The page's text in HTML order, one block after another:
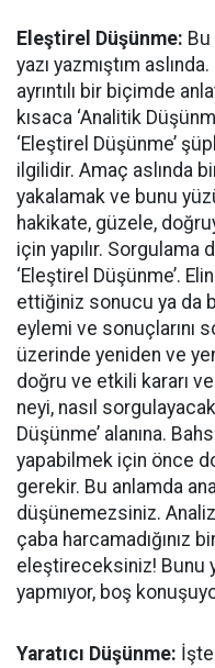
Eleştirel Düşünme:
yazı yazmıştım
ayrıntılı bir biçimde
kısaca ‘Analitik
‘Eleştirel Düşünme’
ilgilidir. Amaç aslında
yakalamak ve bunu
hakikate, güzele,
için yapılır.
‘Eleştirel Düşünme’.
ettiğiniz sonucu ya da
eylemi ve sonuçlarını
üzerinde yeniden ve
doğru ve etkili kararı
neyi, nasıl
Düşünme’ alanına.
yapabilmek için önce
gerekir. Bu anlamda
düşünemezsiniz.
çaba harcamadığınız
eleştireceksiniz! Bunu
yapmıyor, boş
Yaratıcı Düşünme: